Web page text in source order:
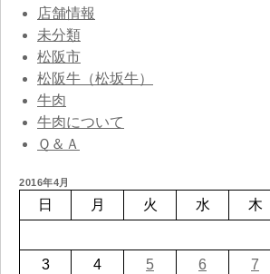
店舗情報
未分類
松阪市
松阪牛（松坂牛）
牛肉
牛肉について
Ｑ＆Ａ
2016年4月
日 月 火 水 木
3
4 5 6 7